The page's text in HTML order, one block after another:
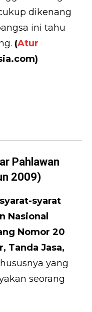
dikenang
ini tahu
(Atur
Pahlawan
2009)
syarat-syarat
Nasional
Nomor 20
Tanda Jasa,
yang
seorang